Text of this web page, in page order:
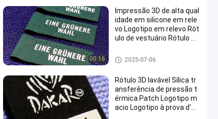
00:16
Impressão 3D de alta qual
idade em silicone em rele
vo Logotipo em relevo Rót
ulo de vestuário Rótulo de
calor para uso de roupas
Etiquetas da transferência tér
mica do silicone
2025-07-06
Rótulo 3D lavável Sílica tr
ansferência de pressão t
érmica Patch Logotipo m
acio Logotipo à prova d'ág